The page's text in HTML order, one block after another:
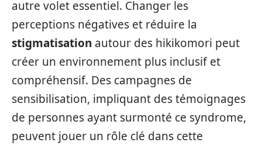
autre volet essentiel. Changer les
perceptions négatives et réduire la
stigmatisation autour des hikikomori peut
créer un environnement plus inclusif et
compréhensif. Des campagnes de
sensibilisation, impliquant des témoignages
de personnes ayant surmonté ce syndrome,
peuvent jouer un rôle clé dans cette